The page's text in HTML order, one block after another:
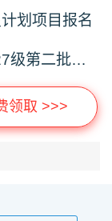
划项目报名
吉林大学MEM广东实践基地2027级第二批次预审面试启动
领取 >>>